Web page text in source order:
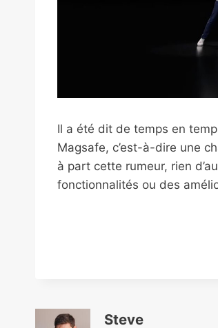
Il a été dit de temps en
Magsafe, c’est-à-dire une
à part cette rumeur, rien
fonctionnalités ou des
Steve